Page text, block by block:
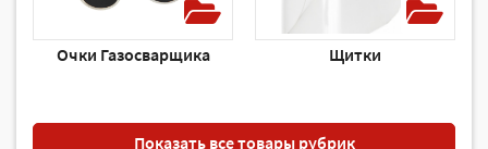
Очки Газосварщика Щитки
Показать все товары рубрик